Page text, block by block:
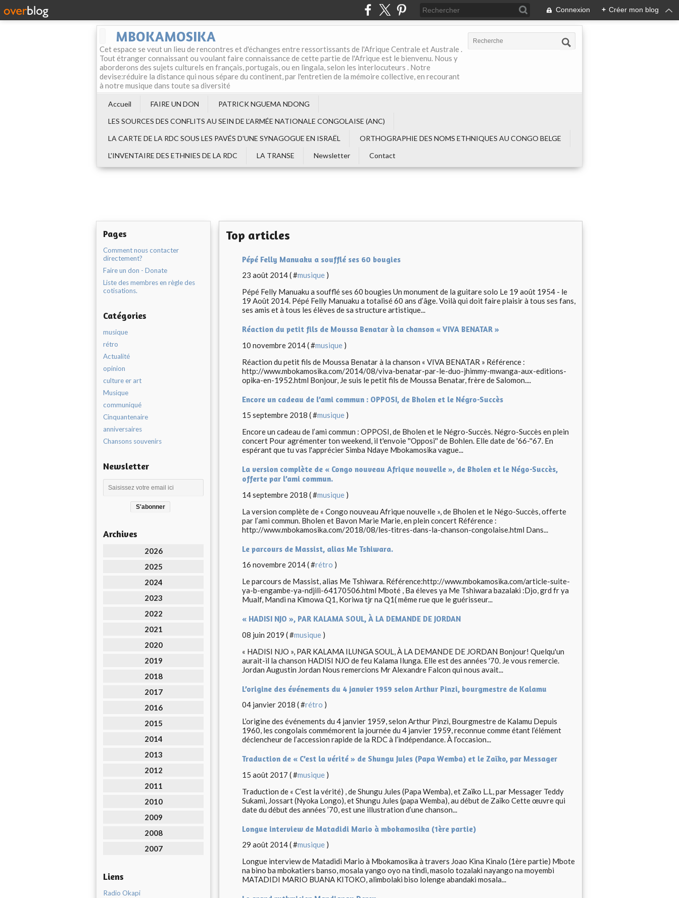
Connexion + Créer mon blog
MBOKAMOSIKA
Cet espace se veut un lieu de rencontres et d'échanges entre ressortissants de l'Afrique Centrale et Australe .
Tout étranger connaissant ou voulant faire connaissance de cette partie de l'Afrique est le bienvenu. Nous y
aborderons des sujets culturels en français, portugais, ou en lingala, selon les interlocuteurs . Notre
devise:réduire la distance qui nous sépare du continent, par l'entretien de la mémoire collective, en recourant
à notre musique dans toute sa diversité
Accueil FAIRE UN DON
PATRICK NGUEMA NDONG
LES SOURCES DES CONFLITS AU SEIN DE L‘ARMÉE NATIONALE CONGOLAISE (ANC)
LA CARTE DE LA RDC SOUS LES PAVÉS D'UNE SYNAGOGUE EN ISRAËL
ORTHOGRAPHIE DES NOMS ETHNIQUES AU CONGO BELGE
L'INVENTAIRE DES ETHNIES DE LA RDC
LA TRANSE Newsletter Contact
Pages
Comment nous contacter
directement?
Faire un don - Donate
Liste des membres en règle des
cotisations.
Catégories
musique
rétro
Actualité
opinion
culture er art
Musique
communiqué
Cinquantenaire
anniversaires
Chansons souvenirs
Newsletter
Archives
2026
2025
2024
2023
2022
2021
2020
2019
2018
2017
2016
2015
2014
2013
2012
2011
2010
2009
2008
2007
Liens
Radio Okapi
Top articles
Pépé Felly Manuaku a soufflé ses 60 bougies
23 août 2014 ( #musique )
Pépé Felly Manuaku a soufflé ses 60 bougies Un monument de la guitare solo Le 19 août 1954 - le
19 Août 2014. Pépé Felly Manuaku a totalisé 60 ans d’âge. Voilà qui doit faire plaisir à tous ses fans,
ses amis et à tous les élèves de sa structure artistique...
Réaction du petit fils de Moussa Benatar à la chanson « VIVA BENATAR »
10 novembre 2014 ( #musique )
Réaction du petit fils de Moussa Benatar à la chanson « VIVA BENATAR » Référence :
http://www.mbokamosika.com/2014/08/viva-benatar-par-le-duo-jhimmy-mwanga-aux-editions-
opika-en-1952.html Bonjour, Je suis le petit fils de Moussa Benatar, frère de Salomon....
Encore un cadeau de l’ami commun : OPPOSI, de Bholen et le Négro-Succès
15 septembre 2018 ( #musique )
Encore un cadeau de l’ami commun : OPPOSI, de Bholen et le Négro-Succès. Négro-Succès en plein
concert Pour agrémenter ton weekend, il t'envoie ''Opposi'' de Bohlen. Elle date de '66-''67. En
espérant que tu vas l'apprécier Simba Ndaye Mbokamosika vague...
La version complète de « Congo nouveau Afrique nouvelle », de Bholen et le Négo-Succès,
offerte par l’ami commun.
14 septembre 2018 ( #musique )
La version complète de « Congo nouveau Afrique nouvelle », de Bholen et le Négo-Succès, offerte
par l’ami commun. Bholen et Bavon Marie Marie, en plein concert Référence :
http://www.mbokamosika.com/2018/08/les-titres-dans-la-chanson-congolaise.html Dans...
Le parcours de Massist, alias Me Tshiwara.
16 novembre 2014 ( #rétro )
Le parcours de Massist, alias Me Tshiwara. Référence:http://www.mbokamosika.com/article-suite-
ya-b-engambe-ya-ndjili-64170506.html Mboté , Ba éleves ya Me Tshiwara bazalaki :Djo, grd fr ya
Mualf, Mandi na Kimowa Q1, Koriwa tjr na Q1( même rue que le guérisseur...
« HADISI NJO », PAR KALAMA SOUL, À LA DEMANDE DE JORDAN
08 juin 2019 ( #musique )
« HADISI NJO », PAR KALAMA ILUNGA SOUL, À LA DEMANDE DE JORDAN Bonjour! Quelqu'un
aurait-il la chanson HADISI NJO de feu Kalama Ilunga. Elle est des années '70. Je vous remercie.
Jordan Augustin Jordan Nous remercions Mr Alexandre Falcon qui nous avait...
L’origine des événements du 4 janvier 1959 selon Arthur Pinzi, bourgmestre de Kalamu
04 janvier 2018 ( #rétro )
L’origine des événements du 4 janvier 1959, selon Arthur Pinzi, Bourgmestre de Kalamu Depuis
1960, les congolais commémorent la journée du 4 janvier 1959, reconnue comme étant l’élément
déclencheur de l’accession rapide de la RDC à l’indépendance. À l’occasion...
Traduction de « C’est la vérité » de Shungu Jules (Papa Wemba) et le Zaïko, par Messager
15 août 2017 ( #musique )
Traduction de « C’est la vérité) , de Shungu Jules (Papa Wemba), et Zaïko L.L, par Messager Teddy
Sukami, Jossart (Nyoka Longo), et Shungu Jules (papa Wemba), au début de Zaïko Cette œuvre qui
date du début des années ’70, est une illustration d’une chanson...
Longue interview de Matadidi Mario à mbokamosika (1ère partie)
29 août 2014 ( #musique )
Longue interview de Matadidi Mario à Mbokamosika à travers Joao Kina Kinalo (1ère partie) Mbote
na bino ba mbokatiers banso, mosala yango oyo na tindi, masolo tozalaki nayango na moyembi
MATADIDI MARIO BUANA KITOKO, alimbolaki biso lolenge abandaki mosala...